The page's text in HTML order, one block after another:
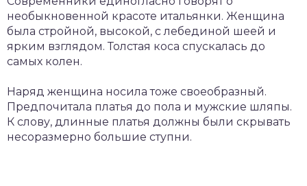
необыкновенной красоте итальянки. Женщина
была стройной, высокой, с лебединой шеей и
ярким взглядом. Толстая коса спускалась до
самых колен.
Наряд женщина носила тоже своеобразный.
Предпочитала платья до пола и мужские шляпы.
К слову, длинные платья должны были скрывать
несоразмерно большие ступни.